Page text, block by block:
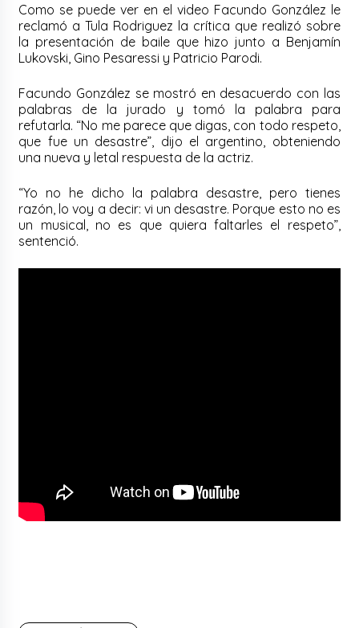
Como se puede ver en el video Facundo González le
reclamó a Tula Rodriguez la crítica que realizó sobre
la presentación de baile que hizo junto a Benjamín
Lukovski, Gino Pesaressi y Patricio Parodi.
Facundo González se mostró en desacuerdo con las
palabras de la jurado y tomó la palabra para
refutarla. “No me parece que digas, con todo respeto,
que fue un desastre”, dijo el argentino, obteniendo
una nueva y letal respuesta de la actriz.
“Yo no he dicho la palabra desastre, pero tienes
razón, lo voy a decir: vi un desastre. Porque esto no es
un musical, no es que quiera faltarles el respeto”,
sentenció.